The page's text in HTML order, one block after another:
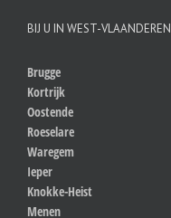
BIJ U IN WEST-VLAANDEREN
Brugge
Kortrijk
Oostende
Roeselare
Waregem
Ieper
Knokke-Heist
Menen